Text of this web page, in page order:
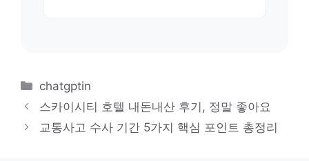
카
테
리
chatgptin
스카이시티 호텔 내돈내산 후기, 정말 좋아요
교통사고 수사 기간 5가지 핵심 포인트 총정리